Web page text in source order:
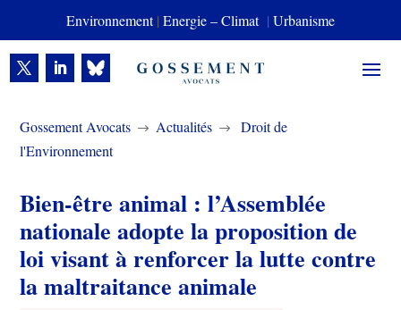
Environnement| Energie – Climat | Urbanisme
Gossement Avocats $ Actualités $
Droit de
l'Environnement
Bien-être animal : l’Assemblée
nationale adopte la proposition de
loi visant à renforcer la lutte contre
la maltraitance animale